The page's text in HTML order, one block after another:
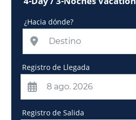
¿Hacia dónde?
Registro de Llegada
Registro de Salida